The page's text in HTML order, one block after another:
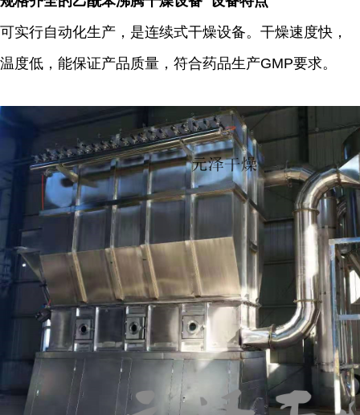
可实行自动化生产，是连续式干燥设备。干燥速度快，
温度低，能保证产品质量，符合药品生产GMP要求。